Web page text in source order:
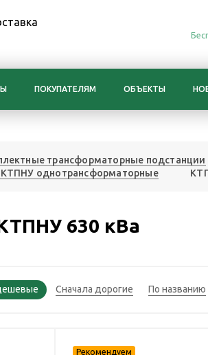
ПОКУПАТЕЛЯМ ОБЪЕКТЫ
трансформаторные подстанции
однотрансформаторные
630 кВа